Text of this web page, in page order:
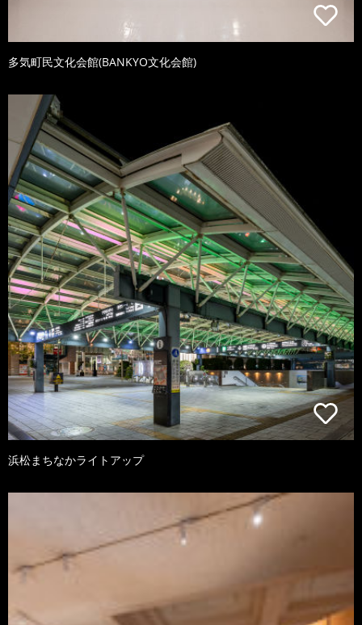
多気町民文化会館(BANKYO文化会館)
浜松まちなかライトアップ